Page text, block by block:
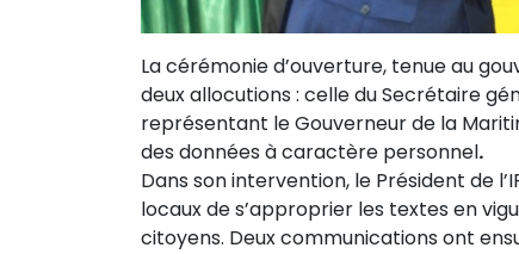
La cérémonie d’ouverture, tenue au
deux allocutions : celle du Secrétaire
représentant le Gouverneur de la
des données à caractère personnel.
Dans son intervention, le Président de
locaux de s’approprier les textes en
citoyens. Deux communications ont